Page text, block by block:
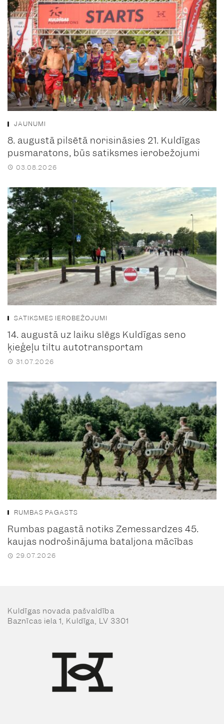
JAUNUMI
8. augustā pilsētā norisināsies 21. Kuldīgas
pusmaratons, būs satiksmes ierobežojumi
03.08.2026
SATIKSMES IEROBEŽOJUMI
14. augustā uz laiku slēgs Kuldīgas seno
ķieģeļu tiltu autotransportam
31.07.2026
RUMBAS PAGASTS
Rumbas pagastā notiks Zemessardzes 45.
kaujas nodrošinājuma bataljona mācības
29.07.2026
Kuldīgas novada pašvaldība
Baznīcas iela 1, Kuldīga, LV 3301